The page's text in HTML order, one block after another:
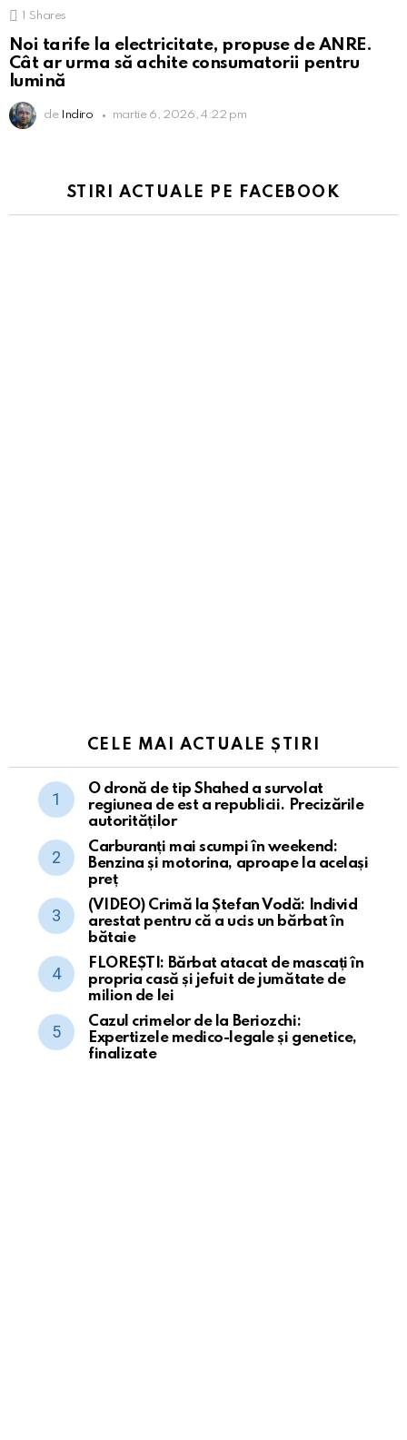
Shares
Noi tarife la electricitate, propuse de ANRE.
Cât ar urma să achite consumatorii pentru
lumină
de Indiro martie 6, 2026, 4:22 pm
STIRI ACTUALE PE FACEBOOK
CELE MAI ACTUALE ȘTIRI
O dronă de tip Shahed a survolat
regiunea de est a republicii. Precizările
autorităților
Carburanți mai scumpi în weekend:
Benzina și motorina, aproape la același
preț
(VIDEO) Crimă la Ștefan Vodă: Individ
arestat pentru că a ucis un bărbat în
bătaie
FLOREȘTI: Bărbat atacat de mascați în
propria casă și jefuit de jumătate de
milion de lei
Cazul crimelor de la Beriozchi:
Expertizele medico-legale și genetice,
finalizate